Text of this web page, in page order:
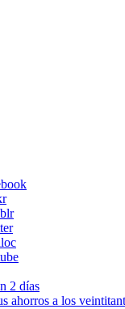
2 días
ahorros a los